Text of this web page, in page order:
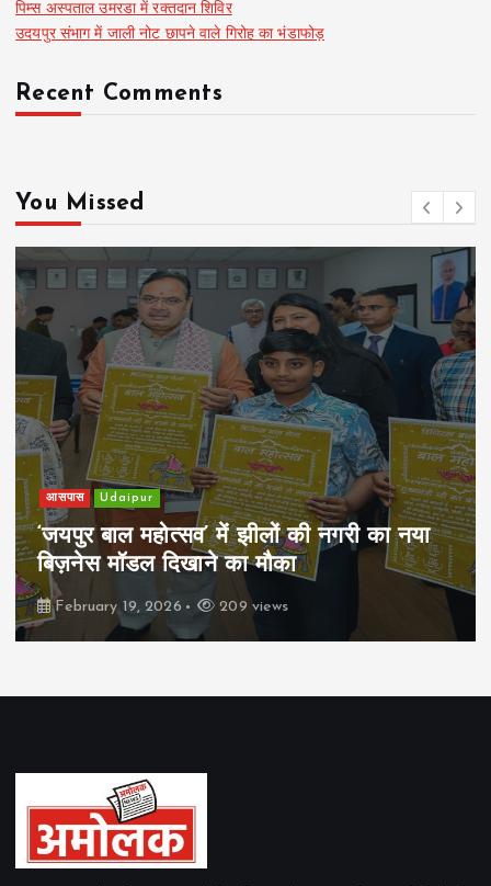
पिम्स अस्पताल उमरडा में रक्तदान शिविर
उदयपुर संभाग में जाली नोट छापने वाले गिरोह का भंडाफोड़
Recent Comments
You Missed
खेल Udaipur
पिम्स मेवाड़ कप 2026: क्रॉसवर्ड व आदित्यम
रियल स्टेट्स ने मुकाबले जीते
February 19, 2026 162 views